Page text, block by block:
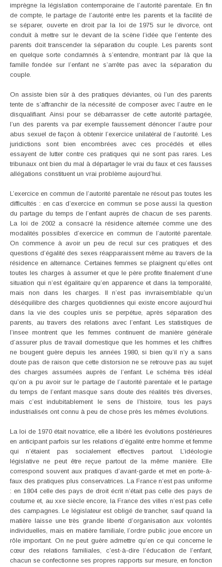
imprègne la législation contemporaine de l’autorité parentale. En fin
de compte, le partage de l’autorité entre les parents et la facilité de
se séparer, ouverte en droit par la loi de 1975 sur le divorce, ont
conduit à mettre sur le devant de la scène l’idée que l’entente des
parents doit transcender la séparation du couple. Les parents sont
en quelque sorte condamnés à s’entendre, montrant par là que la
famille fondée sur l’enfant ne s’arrête pas avec la séparation du
couple.
On assiste bien sûr à des pratiques déviantes, où l’un des parents
tente de s’affranchir de la nécessité de composer avec l’autre en le
disqualifiant. Ainsi pour se débarrasser de cette autorité partagée,
l’un des parents va par exemple faussement dénoncer l’autre pour
abus sexuel de façon à obtenir l’exercice unilatéral de l’autorité. Les
juridictions sont bien encombrées avec ces procédés et elles
essayent de lutter contre ces pratiques qui ne sont pas rares. Les
tribunaux ont bien du mal à départager le vrai du faux et ces fausses
allégations constituent un vrai problème aujourd’hui.
L’exercice en commun de l’autorité parentale ne résout pas toutes les
difficultés : en cas d’exercice en commun se pose aussi la question
du partage du temps de l’enfant auprès de chacun de ses parents.
La loi de 2002 a consacré la résidence alternée comme une des
modalités possibles d’exercice en commun de l’autorité parentale.
On commence à avoir un peu de recul sur ces pratiques et des
questions d’égalité des sexes réapparaissent même au travers de la
résidence en alternance. Certaines femmes se plaignent qu’elles ont
toutes les charges à assumer et que le père profite finalement d’une
situation qui n’est égalitaire qu’en apparence et dans la temporalité,
mais non dans les charges. Il n’est pas invraisemblable qu’un
déséquilibre des charges quotidiennes qui existe encore aujourd’hui
dans la vie des couples unis se perpétue, après séparation des
parents, au travers des relations avec l’enfant. Les statistiques de
l’insee montrent que les femmes continuent de manière générale
d’assurer plus de travail domestique que les hommes et les chiffres
ne bougent guère depuis les années 1980, si bien qu’il n’y a sans
doute pas de raison que cette distorsion ne se retrouve pas au sujet
des charges assumées auprès de l’enfant. Le schéma très idéal
qu’on a pu avoir sur le partage de l’autorité parentale et le partage
du temps de l’enfant masque sans doute des réalités très diverses,
mais c’est indubitablement le sens de l’histoire, tous les pays
industrialisés ont connu à peu de chose près les mêmes évolutions.
La loi de 1970 était novatrice, elle a libéré les évolutions postérieures
en anticipant parfois sur les relations d’égalité entre homme et femme
qui n’étaient pas socialement effectives partout. L’idéologie
législative ne peut être reçue partout de la même manière. Elle
correspond souvent aux pratiques d’avant-garde et met en porte-à-
faux des pratiques plus conservatrices. La France n’est pas uniforme
: en 1804 celle des pays de droit écrit n’était pas celle des pays de
coutume et, au xxe siècle encore, la France des villes n’est pas celle
des campagnes. Le législateur est obligé de trancher, sauf quand la
matière laisse une très grande liberté d’organisation aux volontés
individuelles, mais en matière familiale, l’ordre public joue encore un
rôle important. On ne peut guère admettre qu’en ce qui concerne le
cœur des relations familiales, c’est-à-dire l’éducation de l’enfant,
chacun se confectionne ses propres rapports sur mesure, en fonction